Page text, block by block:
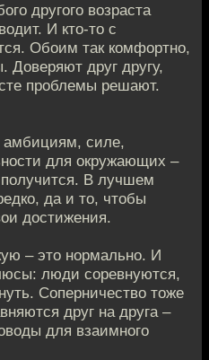
другого возраста
И кто-то с
Обоим так комфортно,
Доверяют друг другу,
проблемы решают.
силе,
для окружающих –
В лучшем
да и то, чтобы
достижения.
– это нормально. И
люди соревнуются,
Соперничество тоже
друг на друга –
для взаимного